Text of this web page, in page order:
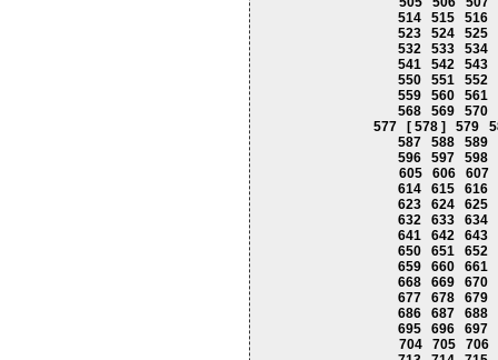
514
515
516
523
524
525
532
533
534
541
542
543
550
551
552
559
560
561
568
569
570
577
[ 578 ] 579
587
588
589
596
597
598
605
606
607
614
615
616
623
624
625
632
633
634
641
642
643
650
651
652
659
660
661
668
669
670
677
678
679
686
687
688
695
696
697
704
705
706